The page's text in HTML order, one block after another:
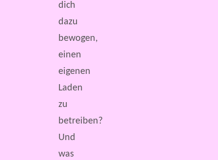
dich
dazu
bewogen,
einen
eigenen
Laden
zu
betreiben?
Und
was